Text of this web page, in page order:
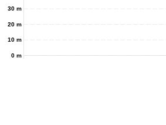
0 m
10 m
20 m
30 m